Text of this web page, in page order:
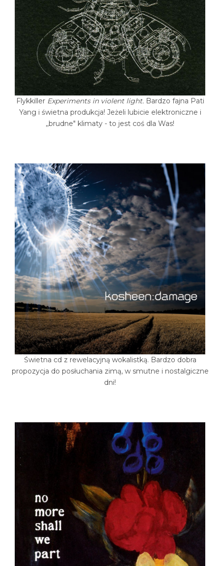
FlykkillerExperiments in violent light. Bardzo fajna Pati
Yang i świetna produkcja! Jeżeli lubicie elektroniczne i
,,brudne" klimaty - to jest coś dla Was!
Świetna cd z rewelacyjną wokalistką. Bardzo dobra
propozycja do posłuchania zimą, w smutne i nostalgiczne
dni!